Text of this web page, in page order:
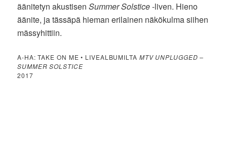
äänitetyn akustisenSummer Solstice-liven. Hieno
äänite, ja tässäpä hieman erilainen näkökulma siihen
mässyhittiin.
A-HA: TAKE ON ME • LIVEALBUMILTA MTV UNPLUGGED –
SUMMER SOLSTICE
2017